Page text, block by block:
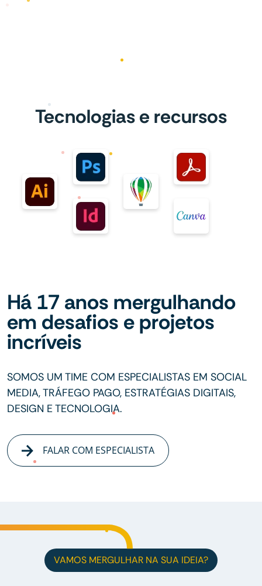
Tecnologias e recursos
Há 17 anos mergulhando
em desafios e projetos
incríveis
SOMOS UM TIME COM ESPECIALISTAS EM SOCIAL
MEDIA, TRÁFEGO PAGO, ESTRATÉGIAS DIGITAIS,
DESIGN E TECNOLOGIA.
FALAR COM ESPECIALISTA
VAMOS MERGULHAR NA SUA IDEIA?